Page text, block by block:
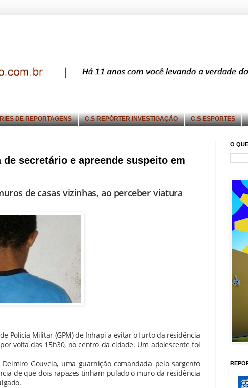
DE REPORTAGENS C.S REPÓRTER INVESTIGAÇÃO C.S ESPORTES
secretário e apreende suspeito em
de casas vizinhas, ao perceber viatura
Polícia Militar (GPM) de Inhapi a evitar o furto da residência
volta das 15h30, no centro da cidade. Um adolescente foi
Gouveia, uma guarnição comandada pelo sargento
de que dois rapazes tinham pulado o muro da residência
O